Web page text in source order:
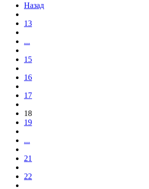
Назад
13
...
15
16
17
18
19
...
21
22